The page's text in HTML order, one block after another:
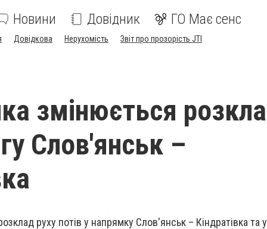
Новини Довідник ГО Має сенс
Довідкова Нерухомість Звіт про прозорість JTI
змінюється
Слов'янськ –
руху потів у напрямку Слов'янськ – Кiндратiвка та